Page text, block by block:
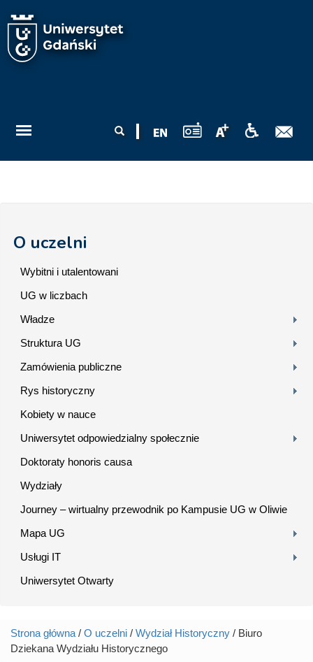
wyszukiwania
O uczelni
Wybitni i utalentowani
UG w liczbach
Władze
Struktura UG
Zamówienia publiczne
Rys historyczny
Kobiety w nauce
Uniwersytet odpowiedzialny społecznie
Doktoraty honoris causa
Wydziały
Journey – wirtualny przewodnik po Kampusie UG w Oliwie
Mapa UG
Usługi IT
Uniwersytet Otwarty
Jesteś tutaj
Strona główna / O uczelni / Wydział Historyczny / Biuro
Dziekana Wydziału Historycznego